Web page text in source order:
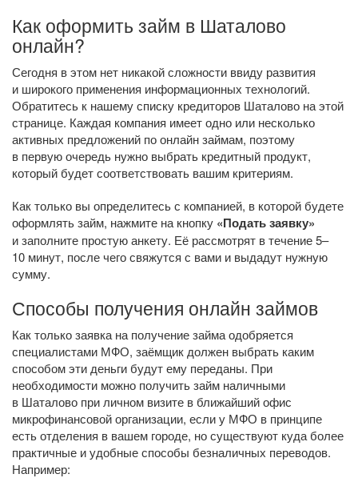
Как оформить займ в Шаталово
онлайн?
Сегодня в этом нет никакой сложности ввиду развития
и широкого применения информационных технологий.
Обратитесь к нашему списку кредиторов Шаталово на этой
странице. Каждая компания имеет одно или несколько
активных предложений по онлайн займам, поэтому
в первую очередь нужно выбрать кредитный продукт,
который будет соответствовать вашим критериям.
Как только вы определитесь с компанией, в которой будете
оформлять займ, нажмите на кнопку «Подать заявку»
и заполните простую анкету. Её рассмотрят в течение 5–
10 минут, после чего свяжутся с вами и выдадут нужную
сумму.
Способы получения онлайн займов
Как только заявка на получение займа одобряется
специалистами МФО, заёмщик должен выбрать каким
способом эти деньги будут ему переданы. При
необходимости можно получить займ наличными
в Шаталово при личном визите в ближайший офис
микрофинансовой организации, если у МФО в принципе
есть отделения в вашем городе, но существуют куда более
практичные и удобные способы безналичных переводов.
Например: